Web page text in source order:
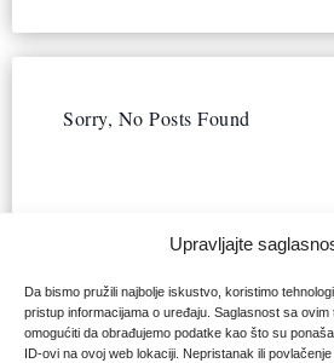
Upravljajte
Da bismo pružili najbolje iskustvo, koristimo
pristup informacijama o uređaju. Saglasnost sa ovim
omogućiti da obrađujemo podatke kao što su
ID-ovi na ovoj web lokaciji. Nepristanak ili
Sorry, No Posts Found